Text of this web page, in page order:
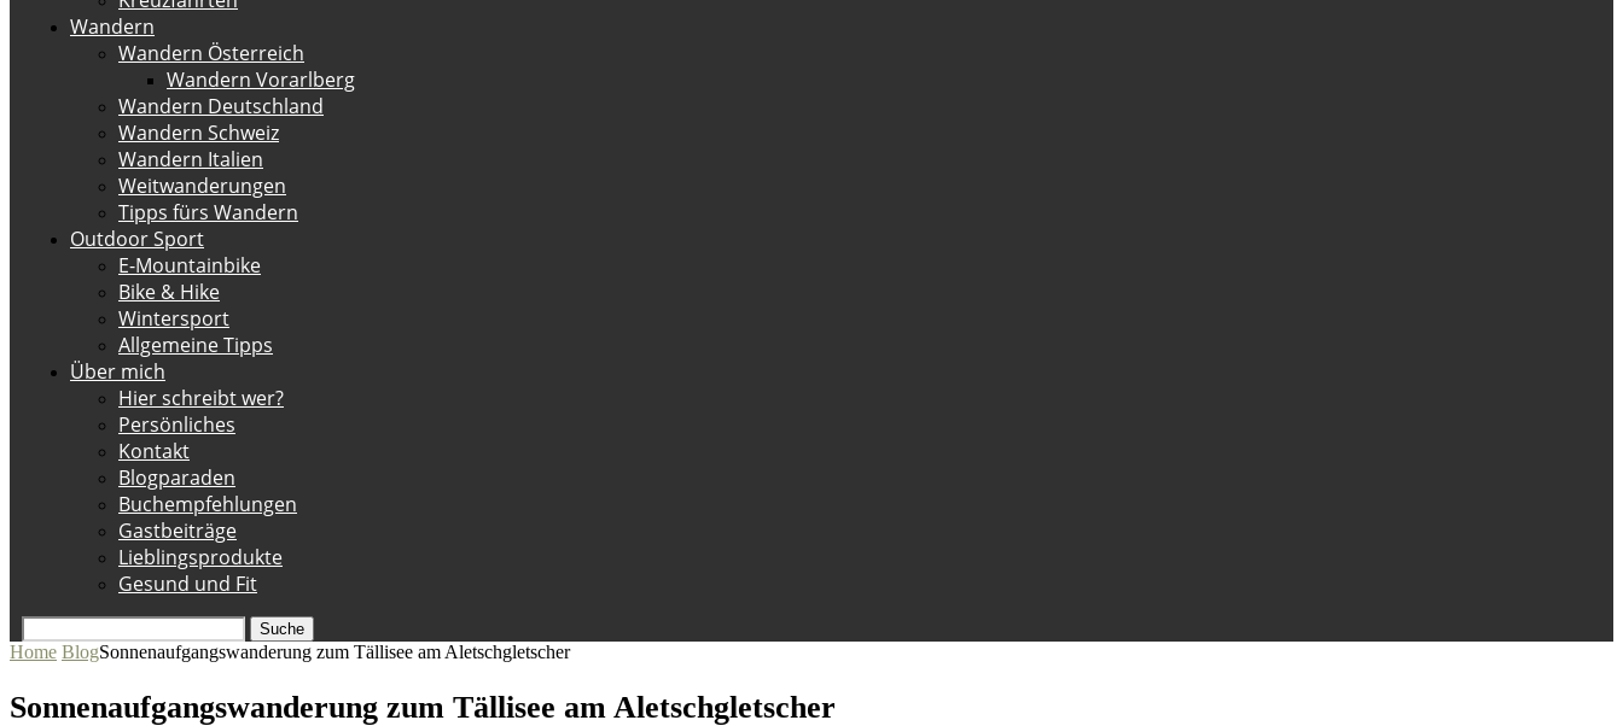
Wandern
Wandern Österreich
Wandern Vorarlberg
Wandern Deutschland
Wandern Schweiz
Wandern Italien
Weitwanderungen
Tipps fürs Wandern
Outdoor Sport
E-Mountainbike
Bike & Hike
Wintersport
Allgemeine Tipps
Über mich
Hier schreibt wer?
Persönliches
Kontakt
Blogparaden
Buchempfehlungen
Gastbeiträge
Lieblingsprodukte
Gesund und Fit
Suche
Home BlogSonnenaufgangswanderung zum Tällisee am Aletschgletscher
Sonnenaufgangswanderung zum Tällisee am Aletschgletscher